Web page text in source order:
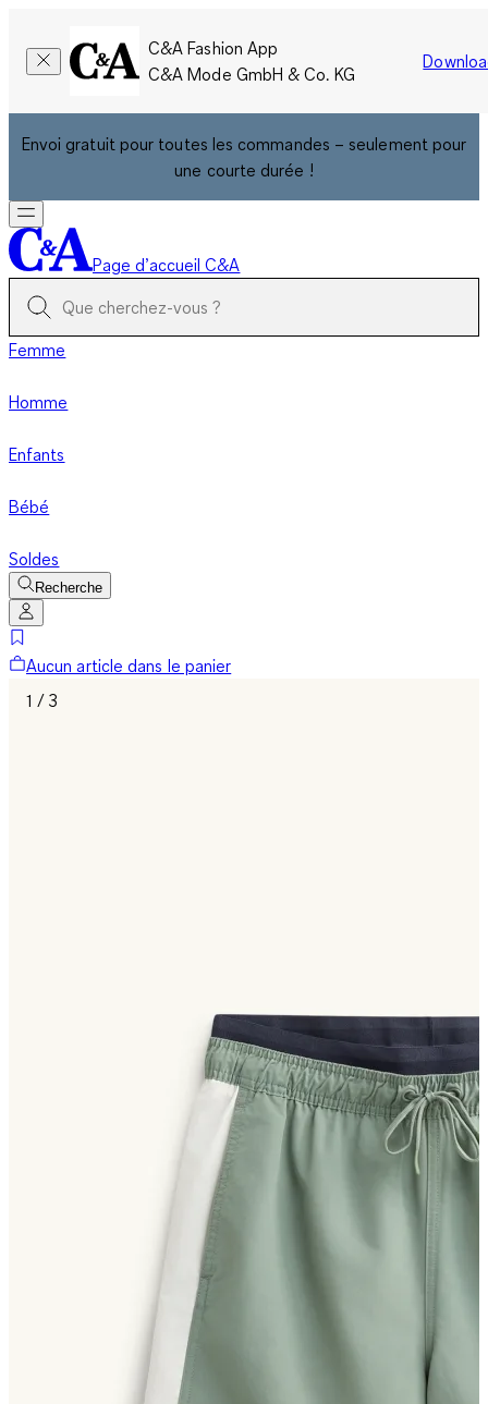
C&A Fashion App
C&A Mode GmbH & Co. KG
Envoi gratuit pour toutes les commandes – seulement pour
une courte durée !
Page d’accueil C&A
Femme
Homme
Enfants
Bébé
Soldes
Recherche
Aucun article dans le panier
1 / 3